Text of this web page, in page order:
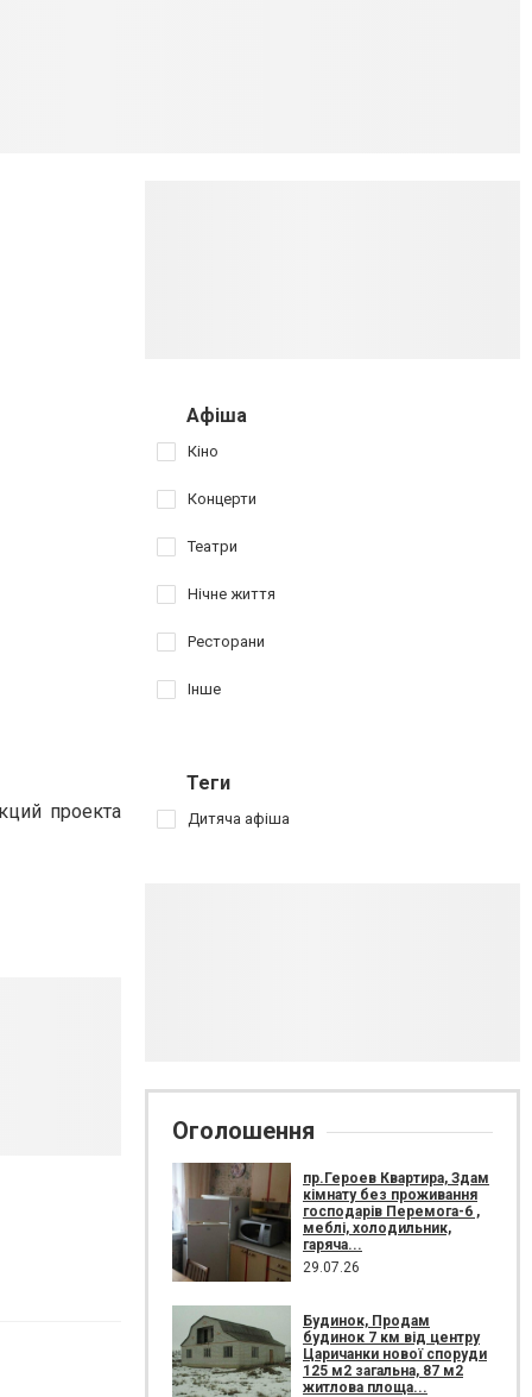
проекта
Афіша
Кіно
Концерти
Театри
Нічне життя
Ресторани
Інше
Теги
Дитяча афіша
Оголошення
пр.Героев Квартира, Здам
кімнату без проживання
господарів Перемога-6 ,
меблі, холодильник,
гаряча...
29.07.26
Будинок, Продам
будинок 7 км від центру
Царичанки нової споруди
125 м2 загальна, 87 м2
житлова площа...